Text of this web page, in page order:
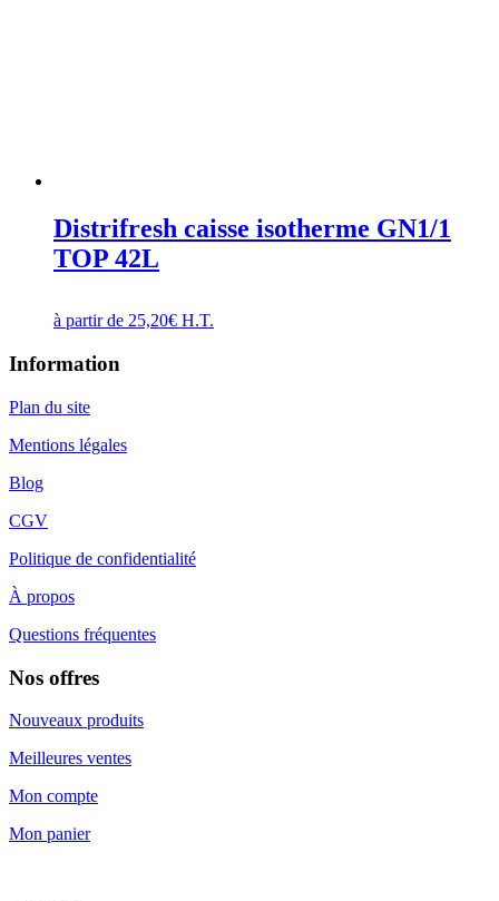
Distrifresh caisse isotherme GN1/1
TOP 42L
à partir de 25,20€ H.T.
Information
Plan du site
Mentions légales
Blog
CGV
Politique de confidentialité
À propos
Questions fréquentes
Nos offres
Nouveaux produits
Meilleures ventes
Mon compte
Mon panier